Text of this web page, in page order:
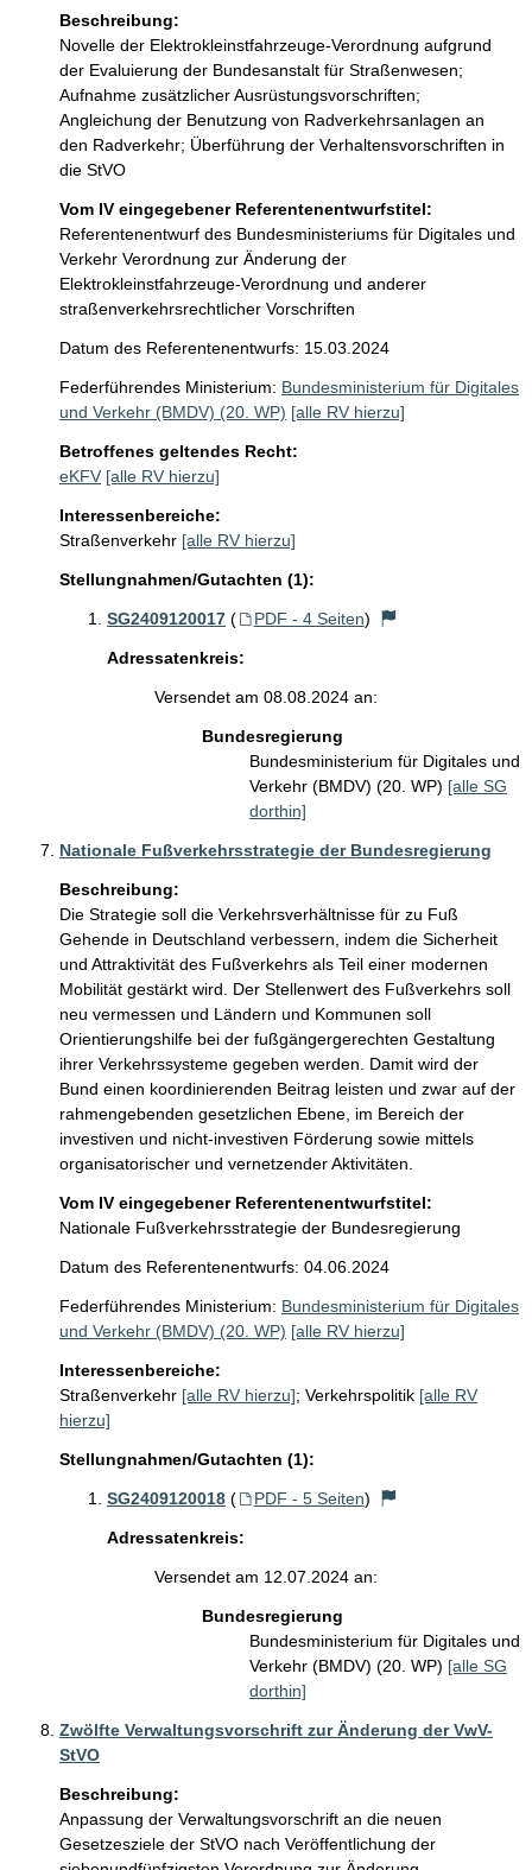
Beschreibung:
Novelle der Elektrokleinstfahrzeuge-Verordnung aufgrund
der Evaluierung der Bundesanstalt für Straßenwesen;
Aufnahme zusätzlicher Ausrüstungsvorschriften;
Angleichung der Benutzung von Radverkehrsanlagen an
den Radverkehr; Überführung der Verhaltensvorschriften in
die StVO
Vom IV eingegebener Referentenentwurfstitel:
Referentenentwurf des Bundesministeriums für Digitales und
Verkehr Verordnung zur Änderung der
Elektrokleinstfahrzeuge-Verordnung und anderer
straßenverkehrsrechtlicher Vorschriften
Datum des Referentenentwurfs: 15.03.2024
Federführendes Ministerium: Bundesministerium für Digitales
und Verkehr (BMDV) (20. WP) [alle RV hierzu]
Betroffenes geltendes Recht:
eKFV [alle RV hierzu]
Interessenbereiche:
Straßenverkehr [alle RV hierzu]
Stellungnahmen/Gutachten (1):
SG2409120017 ( PDF - 4 Seiten)
Adressatenkreis:
Versendet am 08.08.2024 an:
Bundesregierung
Bundesministerium für Digitales und
Verkehr (BMDV) (20. WP) [alle SG
dorthin]
Nationale Fußverkehrsstrategie der Bundesregierung
Beschreibung:
Die Strategie soll die Verkehrsverhältnisse für zu Fuß
Gehende in Deutschland verbessern, indem die Sicherheit
und Attraktivität des Fußverkehrs als Teil einer modernen
Mobilität gestärkt wird. Der Stellenwert des Fußverkehrs soll
neu vermessen und Ländern und Kommunen soll
Orientierungshilfe bei der fußgängergerechten Gestaltung
ihrer Verkehrssysteme gegeben werden. Damit wird der
Bund einen koordinierenden Beitrag leisten und zwar auf der
rahmengebenden gesetzlichen Ebene, im Bereich der
investiven und nicht-investiven Förderung sowie mittels
Vom IV eingegebener Referentenentwurfstitel:
Nationale Fußverkehrsstrategie der Bundesregierung
Datum des Referentenentwurfs: 04.06.2024
Federführendes Ministerium: Bundesministerium für Digitales
und Verkehr (BMDV) (20. WP) [alle RV hierzu]
Interessenbereiche:
Straßenverkehr [alle RV hierzu]; Verkehrspolitik [alle RV
hierzu]
Stellungnahmen/Gutachten (1):
SG2409120018 ( PDF - 5 Seiten)
Adressatenkreis:
Versendet am 12.07.2024 an:
Bundesregierung
Bundesministerium für Digitales und
Verkehr (BMDV) (20. WP) [alle SG
dorthin]
Zwölfte Verwaltungsvorschrift zur Änderung der VwV-
StVO
Beschreibung:
Anpassung der Verwaltungsvorschrift an die neuen
Gesetzesziele der StVO nach Veröffentlichung der